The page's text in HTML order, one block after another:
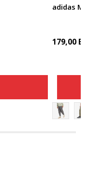
adidas M
179,00